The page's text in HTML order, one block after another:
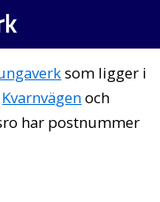
som ligger i
Kvarnvägenoch
har postnummer